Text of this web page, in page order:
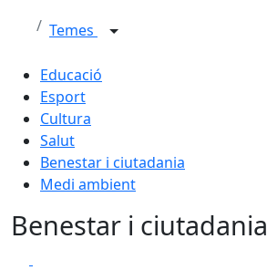
Temes
Educació
Esport
Cultura
Salut
Benestar i ciutadania
Medi ambient
Benestar i ciutadania